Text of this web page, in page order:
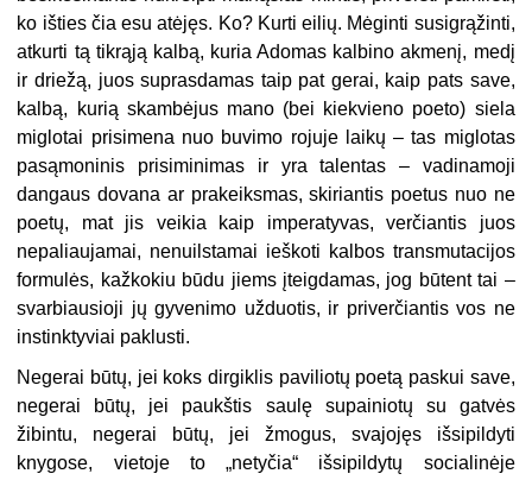
ko išties čia esu atėjęs. Ko? Kurti eilių. Mėginti susigrąžinti,
atkurti tą tikrąją kalbą, kuria Adomas kalbino akmenį, medį
ir driežą, juos suprasdamas taip pat gerai, kaip pats save,
kalbą, kurią skambėjus mano (bei kiekvieno poeto) siela
miglotai prisimena nuo buvimo rojuje laikų – tas miglotas
pasąmoninis prisiminimas ir yra talentas – vadinamoji
dangaus dovana ar prakeiksmas, skiriantis poetus nuo ne
poetų, mat jis veikia kaip imperatyvas, verčiantis juos
nepaliaujamai, nenuilstamai ieškoti kalbos transmutacijos
formulės, kažkokiu būdu jiems įteigdamas, jog būtent tai –
svarbiausioji jų gyvenimo užduotis, ir priverčiantis vos ne
instinktyviai paklusti.
Negerai būtų, jei koks dirgiklis paviliotų poetą paskui save,
negerai būtų, jei paukštis saulę supainiotų su gatvės
žibintu, negerai būtų, jei žmogus, svajojęs išsipildyti
knygose, vietoje to „netyčia“ išsipildytų socialinėje